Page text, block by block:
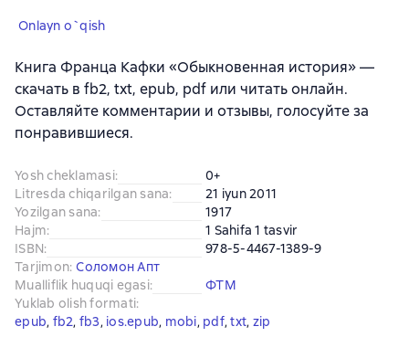
Onlayn o`qish
Книга Франца Кафки «Обыкновенная история» —
скачать в fb2, txt, epub, pdf или читать онлайн.
Оставляйте комментарии и отзывы, голосуйте за
понравившиеся.
Yosh cheklamasi:
0+
Litresda chiqarilgan sana:
21 iyun 2011
Yozilgan sana:
1917
Hajm:
1 Sahifa 1 tasvir
ISBN:
978-5-4467-1389-9
Tarjimon: Соломон Апт
Mualliflik huquqi egasi:
ФТМ
Yuklab olish formati:
epub, fb2, fb3, ios.epub, mobi, pdf, txt, zip